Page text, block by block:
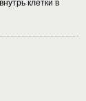
клетки в